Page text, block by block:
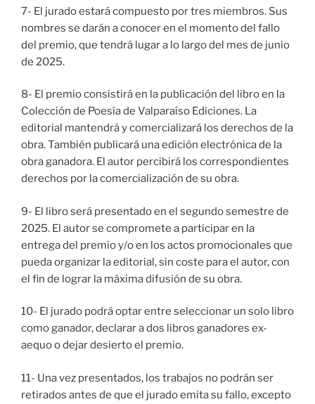
7- El jurado estará compuesto por tres miembros. Sus
nombres se darán a conocer en el momento del fallo
del premio, que tendrá lugar a lo largo del mes de junio
de 2025.
8- El premio consistirá en la publicación del libro en la
Colección de Poesía de Valparaíso Ediciones. La
editorial mantendrá y comercializará los derechos de la
obra. También publicará una edición electrónica de la
obra ganadora. El autor percibirá los correspondientes
derechos por la comercialización de su obra.
9- El libro será presentado en el segundo semestre de
2025. El autor se compromete a participar en la
entrega del premio y/o en los actos promocionales que
pueda organizar la editorial, sin coste para el autor, con
el fin de lograr la máxima difusión de su obra.
10- El jurado podrá optar entre seleccionar un solo libro
como ganador, declarar a dos libros ganadores ex-
aequo o dejar desierto el premio.
11- Una vez presentados, los trabajos no podrán ser
retirados antes de que el jurado emita su fallo, excepto